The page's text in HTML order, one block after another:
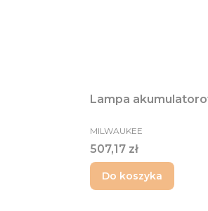
Lampa
PRODUCENT
MILWAUKEE
Cena
507,17 zł
Do koszyka